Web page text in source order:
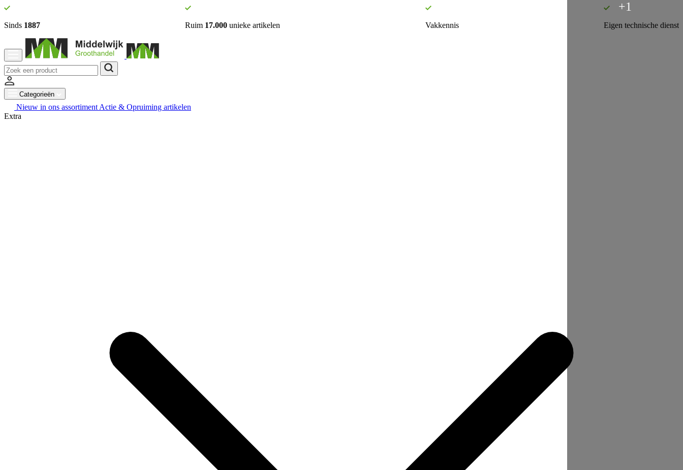
Sinds 1887 Ruim 17.000 unieke artikelen Vakkennis Eigen technische dienst
Categorieën
Nieuw in ons assortiment Actie & Opruiming artikelen
Extra
+1